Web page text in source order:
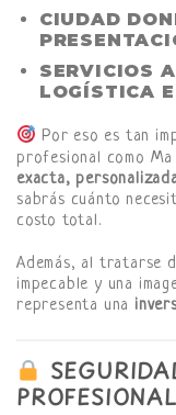
CIUDAD
SERVICIOS
LOGÍSTICA
Por eso es tan
profesional como
exacta,
sabrás cuánto
costo total.
Además, al tratarse
impecable y una
representa una